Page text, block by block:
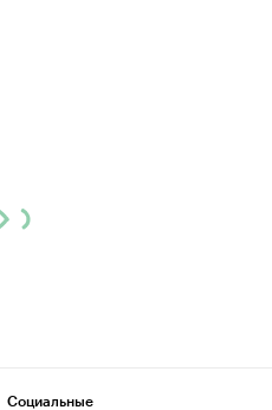
Социальные